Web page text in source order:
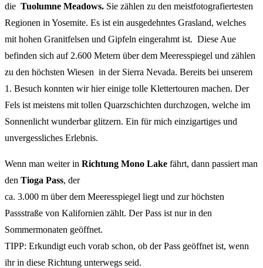
die Tuolumne Meadows. Sie zählen zu den meistfotografiertesten
Regionen in Yosemite. Es ist ein ausgedehntes Grasland, welches
mit hohen Granitfelsen und Gipfeln eingerahmt ist. Diese Aue
befinden sich auf 2.600 Metern über dem Meeresspiegel und zählen
zu den höchsten Wiesen in der Sierra Nevada. Bereits bei unserem
1. Besuch konnten wir hier einige tolle Klettertouren machen. Der
Fels ist meistens mit tollen Quarzschichten durchzogen, welche im
Sonnenlicht wunderbar glitzern. Ein für mich einzigartiges und
unvergessliches Erlebnis.
Wenn man weiter in Richtung Mono Lake fährt, dann passiert man
den Tioga Pass, der
ca. 3.000 m über dem Meeresspiegel liegt und zur höchsten
Passstraße von Kalifornien zählt. Der Pass ist nur in den
Sommermonaten geöffnet.
TIPP: Erkundigt euch vorab schon, ob der Pass geöffnet ist, wenn
ihr in diese Richtung unterwegs seid.